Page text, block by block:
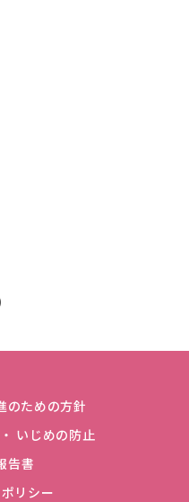
のための方針
いじめの防止
告書
リシー